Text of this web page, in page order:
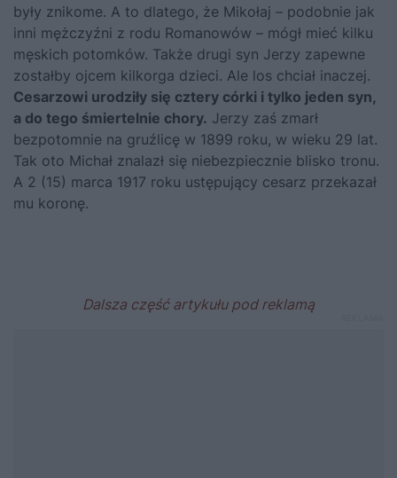
były znikome. A to dlatego, że Mikołaj – podobnie jak
inni mężczyźni z rodu Romanowów – mógł mieć kilku
męskich potomków. Także drugi syn Jerzy zapewne
zostałby ojcem kilkorga dzieci. Ale los chciał inaczej.
Cesarzowi urodziły się cztery córki i tylko jeden syn,
a do tego śmiertelnie chory. Jerzy zaś zmarł
bezpotomnie na gruźlicę w 1899 roku, w wieku 29 lat.
Tak oto Michał znalazł się niebezpiecznie blisko tronu.
A 2 (15) marca 1917 roku ustępujący cesarz przekazał
mu koronę.